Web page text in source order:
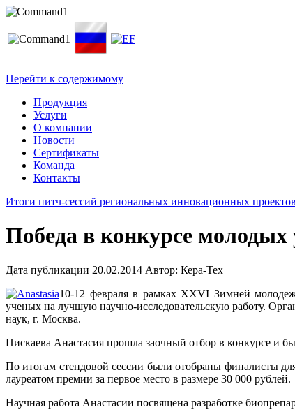
Перейти к содержимому
Продукция
Услуги
О компании
Новости
Сертификаты
Команда
Контакты
Итоги питч-сессий региональных инновационных
Победа в конкурсе
Дата публикации 20.02.2014 Автор: Кера-Тех
10-12 февраля в рамках XXVI Зимней
ученых на лучшую научно-исследовательскую работу.
наук, г. Москва.
Пискаева Анастасия прошла заочный отбор в конкурсе и
По итогам стендовой сессии были отобраны финалисты
лауреатом премии за первое место в размере 30 000 рублей.
Научная работа Анастасии посвящена разработке